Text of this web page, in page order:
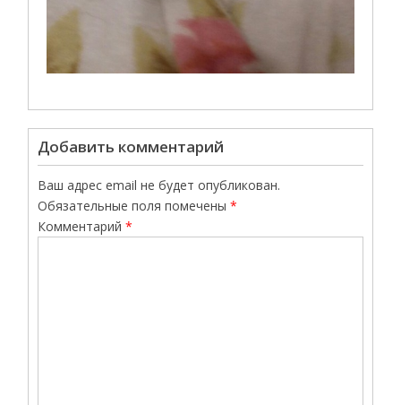
Добавить комментарий
Ваш адрес email не будет опубликован.
Обязательные поля помечены*
Комментарий*